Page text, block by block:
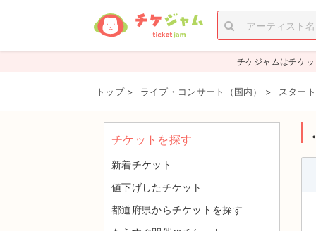
チケジャムはチケ
トップ > ライブ・コンサート（国内） > スター
チケットを探す
新着チケット
値下げしたチケット
都道府県からチケットを探す